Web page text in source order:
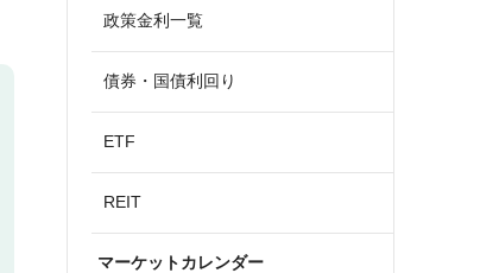
政策金利一覧
債券・国債利回り
ETF
REIT
マーケットカレンダー